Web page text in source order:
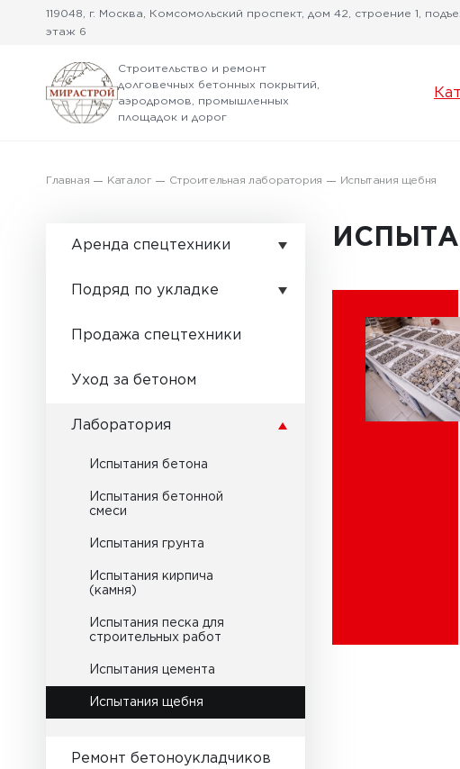
119048, г. Москва, Комсомольский проспект, дом 42, строение 1,
этаж 6
Строительство и ремонт
долговечных бетонных покрытий,
аэродромов, промышленных
площадок и дорог
Главная Каталог Строительная лаборатория Испытания щебня
Аренда спецтехники
Бетоноукладчики
Швонарезчики
Подряд по укладке
Герметики для
строительства
Нарезчики швов
Продажа спецтехники
Уход за бетоном
Лаборатория
Испытания бетона
Испытания бетонной
смеси
Испытания грунта
Испытания кирпича
(камня)
Испытания песка для
строительных работ
Испытания цемента
Испытания щебня
Ремонт бетоноукладчиков